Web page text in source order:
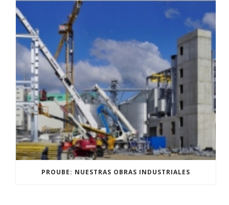
PROUBE: NUESTRAS OBRAS INDUSTRIALES